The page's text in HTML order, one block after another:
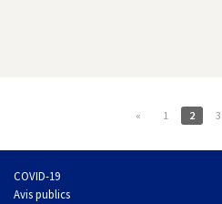
« 1 2 3
COVID-19
Avis publics